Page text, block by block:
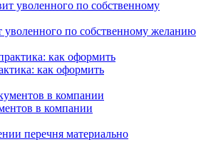
уволенного по собственному желанию
как оформить
в компании